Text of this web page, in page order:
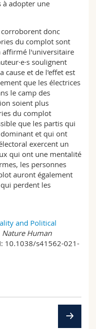
à adopter une
corroborent donc
du complot sont
affirmé l'universitaire
soulignent
cause et de l'effet est
que les électrices
le camp des
soient plus
du complot
que les partis qui
et qui ont
exercent un
qui ont une mentalité
les personnes
auront également
perdent les
and Political
Nature Human
10.1038/s41562-021-